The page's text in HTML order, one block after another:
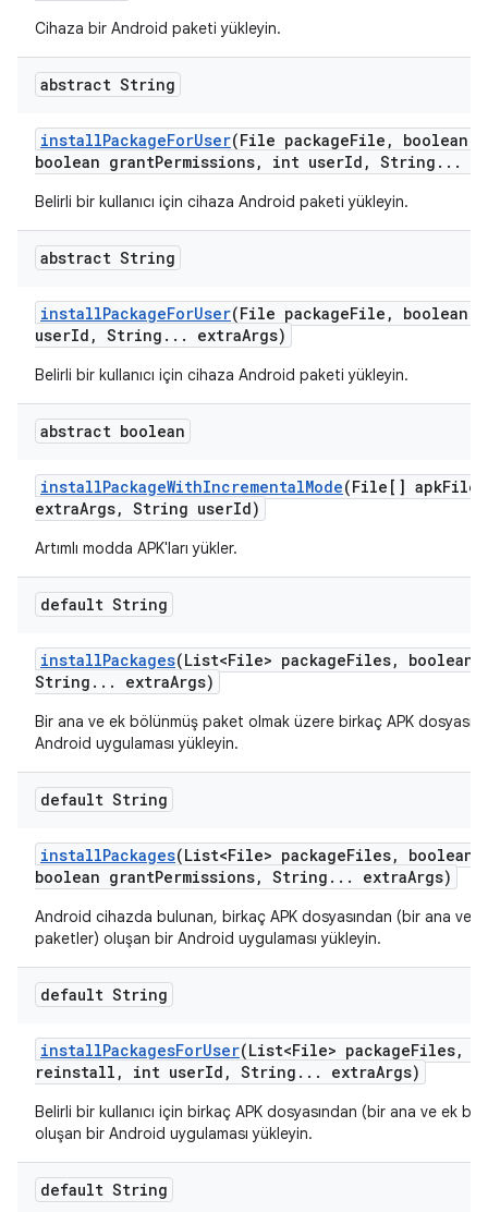
Cihaza bir Android paketi yükleyin.
abstract String
installPackageForUser(File packageFile ,
boolean
boolean grantPermissions, int userId , String . . .
Belirli bir kullanıcı için cihaza Android paketi yükleyin.
abstract String
installPackageForUser(File packageFile ,
boolean
userId , String . . . extraArgs)
Belirli bir kullanıcı için cihaza Android paketi yükleyin.
abstract boolean
installPackageWithIncrementalMode(File[] apkFiles
extraArgs, String userId)
Artımlı modda APK'ları yükler.
default String
installPackages(List<File> packageFiles,
String . . . extraArgs)
Bir ana ve ek bölünmüş paket olmak üzere birkaç APK
Android uygulaması yükleyin.
default String
installPackages(List<File> packageFiles,
boolean grantPermissions, String . . . extraArgs)
Android cihazda bulunan, birkaç APK dosyasından (bir ana ve
paketler) oluşan bir Android uygulaması yükleyin.
default String
installPackagesForUser(List<File> packageFiles,
reinstall , int userId , String . . . extraArgs)
Belirli bir kullanıcı için birkaç APK dosyasından (bir ana ve ek
oluşan bir Android uygulaması yükleyin.
default String